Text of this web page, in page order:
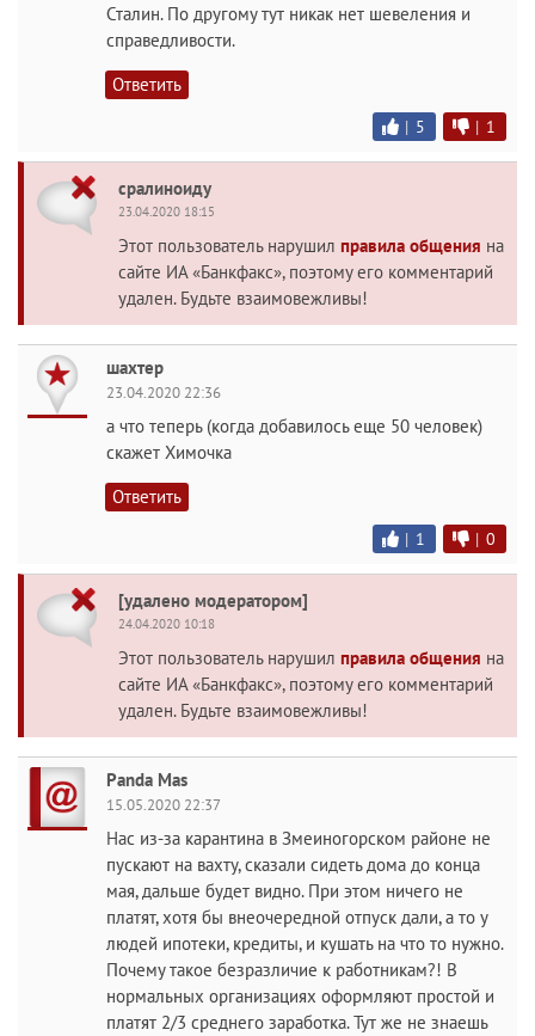
Сталин. По другому тут никак нет шевеления и
справедливости.
Ответить
| 5 | 1
сралиноиду
23.04.2020 18:15
Этот пользователь нарушил правила общения на
сайте ИА «Банкфакс», поэтому его комментарий
удален. Будьте взаимовежливы!
шахтер
23.04.2020 22:36
а что теперь (когда добавилось еще 50 человек)
скажет Химочка
Ответить
| 1 | 0
[удалено модератором]
24.04.2020 10:18
Этот пользователь нарушил правила общения на
сайте ИА «Банкфакс», поэтому его комментарий
удален. Будьте взаимовежливы!
Panda Mas
15.05.2020 22:37
Нас из-за карантина в Змеиногорском районе не
пускают на вахту, сказали сидеть дома до конца
мая, дальше будет видно. При этом ничего не
платят, хотя бы внеочередной отпуск дали, а то у
людей ипотеки, кредиты, и кушать на что то нужно.
Почему такое безразличие к работникам?! В
нормальных организациях оформляют простой и
платят 2/3 среднего заработка. Тут же не знаешь